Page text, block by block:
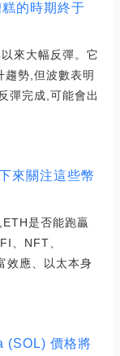
的時期終于
來大幅反彈。它
趨勢,但波數表明
彈完成,可能會出
來關注這些幣
是否能跑贏
、NFT、
效應、以太本身
(SOL) 價格將